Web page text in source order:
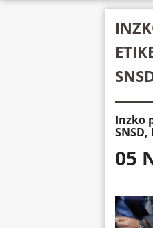
Inzko
SNSD,
05